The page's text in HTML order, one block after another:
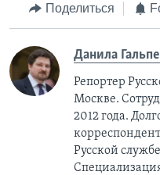
Поделиться
Данила
Репортер
Москве.
2012 года.
Русской